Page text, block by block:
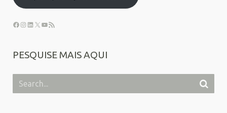
PESQUISE MAIS AQUI